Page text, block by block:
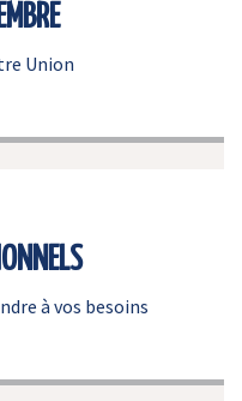
Union
à vos besoins